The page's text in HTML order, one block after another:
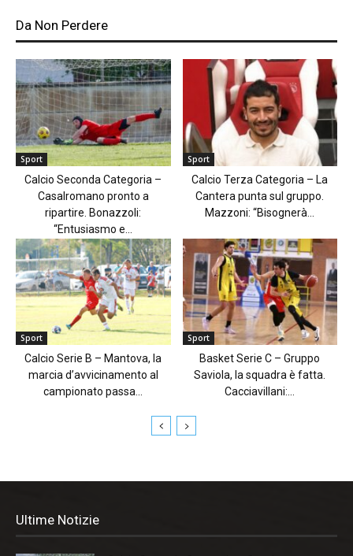
Da Non Perdere
Sport
Calcio Seconda Categoria –
Casalromano pronto a
ripartire. Bonazzoli:
“Entusiasmo e...
Sport
Calcio Terza Categoria – La
Cantera punta sul gruppo.
Mazzoni: “Bisognerà...
Sport
Calcio Serie B – Mantova, la
marcia d’avvicinamento al
campionato passa...
Sport
Basket Serie C – Gruppo
Saviola, la squadra è fatta.
Cacciavillani:...
Ultime Notizie